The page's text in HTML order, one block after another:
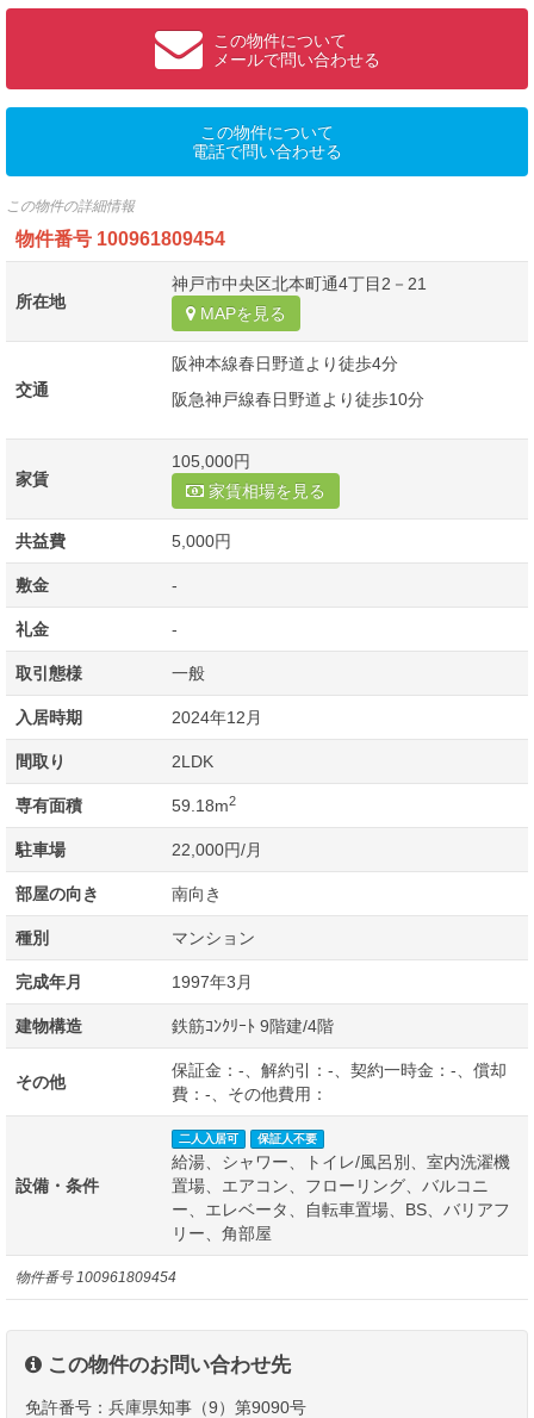
この物件について
メールで問い合わせる
この物件について
電話で問い合わせる
この物件の詳細情報
物件番号 100961809454
物件番号100961809454
所在地
神戸市中央区北本町通4丁目2－21
MAPを見る
交通
阪神本線春日野道より徒歩4分
阪急神戸線春日野道より徒歩10分
家賃
105,000円
家賃相場を見る
共益費 5,000円
敷金 -
礼金 -
取引態様 一般
入居時期 2024年12月
間取り 2LDK
専有面積 59.18m2
駐車場 22,000円/月
部屋の向き 南向き
種別 マンション
完成年月 1997年3月
建物構造 鉄筋ｺﾝｸﾘｰﾄ 9階建/4階
その他
保証金：-、解約引：-、契約一時金：-、償却
費：-、その他費用：
設備・条件
二人入居可 保証人不要
給湯、シャワー、トイレ/風呂別、室内洗濯機
置場、エアコン、フローリング、バルコニ
ー、エレベータ、自転車置場、BS、バリアフ
リー、角部屋
この物件のお問い合わせ先
免許番号：兵庫県知事（9）第9090号